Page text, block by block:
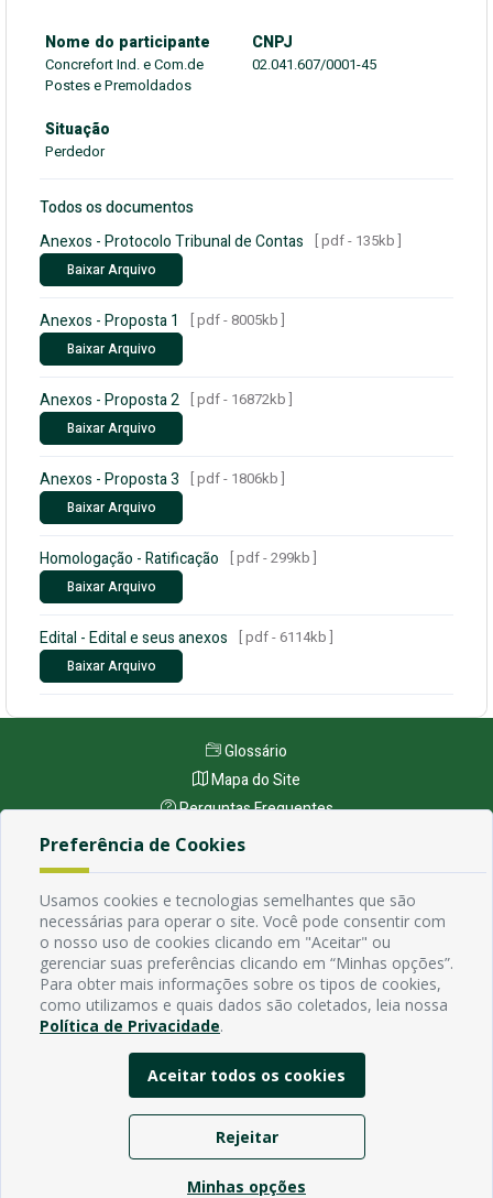
Nome do participante
Concrefort Ind. e Com.de
Postes e Premoldados
CNPJ
02.041.607/0001-45
Situação
Perdedor
Todos os documentos
Anexos - Protocolo Tribunal de Contas [ pdf - 135kb ]
Baixar Arquivo
Anexos - Proposta 1 [ pdf - 8005kb ]
Baixar Arquivo
Anexos - Proposta 2 [ pdf - 16872kb ]
Baixar Arquivo
Anexos - Proposta 3 [ pdf - 1806kb ]
Baixar Arquivo
Homologação - Ratificação [ pdf - 299kb ]
Baixar Arquivo
Edital - Edital e seus anexos [ pdf - 6114kb ]
Baixar Arquivo
Endereço
Avenida Rio Branco, 484 - Prata, Campina Grande - PB
Contato
Email:
Horário de funcionamento
Segunda à Sexta de 7h ás 13h, exceto em feriados Nacionais,
estaduais e municipais.
Glossário
Mapa do Site
Perguntas Frequentes
Manual de Navegação
Preferência de Cookies
Usamos cookies e tecnologias semelhantes que são
necessárias para operar o site. Você pode consentir com
o nosso uso de cookies clicando em "Aceitar" ou
gerenciar suas preferências clicando em “Minhas opções”.
Para obter mais informações sobre os tipos de cookies,
como utilizamos e quais dados são coletados, leia nossa
Política de Privacidade.
Aceitar todos os cookies
Rejeitar
Minhas opções